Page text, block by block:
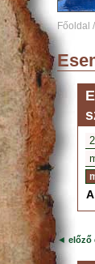
Főoldal /
◄ előző